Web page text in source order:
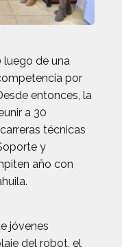
luego de una
por
entonces, la
a 30
técnicas
y
año con
jóvenes
del robot, el